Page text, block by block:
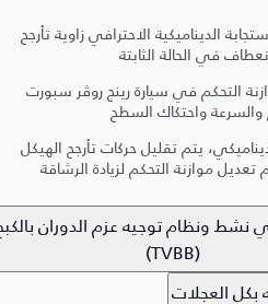
الديناميكية الاحترافي زاوية تأرجح
في الحالة الثابتة
التحكم في سيارة رينج روڤر سبورت
والسرعة واحتكاك السطح
يتم تقليل حركات تأرجح الهيكل
موازنة التحكم لزيادة الرشاقة
ونظام توجيه عزم الدوران
(TVBB)
بكل العجلات